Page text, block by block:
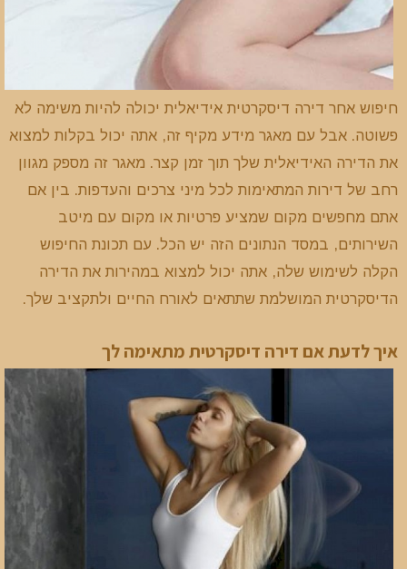
חיפוש אחר דירה דיסקרטית אידיאלית יכולה להיות משימה לא
פשוטה. אבל עם מאגר מידע מקיף זה, אתה יכול בקלות למצוא
את הדירה האידיאלית שלך תוך זמן קצר. מאגר זה מספק מגוון
רחב של דירות המתאימות לכל מיני צרכים והעדפות. בין אם
אתם מחפשים מקום שמציע פרטיות או מקום עם מיטב
השירותים, במסד הנתונים הזה יש הכל. עם תכונת החיפוש
הקלה לשימוש שלה, אתה יכול למצוא במהירות את הדירה
הדיסקרטית המושלמת שתתאים לאורח החיים ולתקציב שלך.
איך לדעת אם דירה דיסקרטית מתאימה לך